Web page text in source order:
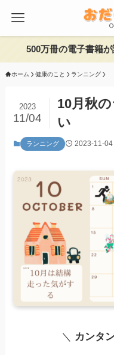
500万冊の電子書籍
ホーム 健康のこと ランニング
10月秋
い
2023
11/04
ランニング 2023-11-04
＼ カンタ